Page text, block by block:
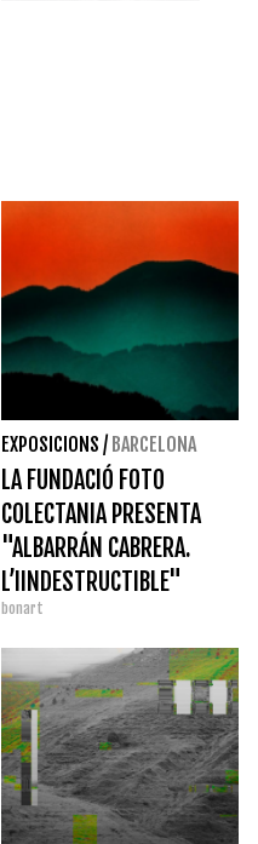
EXPOSICIONS / BARCELONA
LA FUNDACIÓ FOTO
COLECTANIA PRESENTA
"ALBARRÁN CABRERA.
L’IINDESTRUCTIBLE"
bonart